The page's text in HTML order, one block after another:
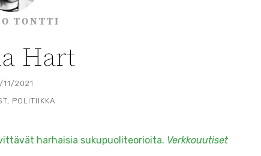
TONTTI
Hart
2021
, POLITIIKKA
harhaisia sukupuoliteorioita. Verkkouutiset